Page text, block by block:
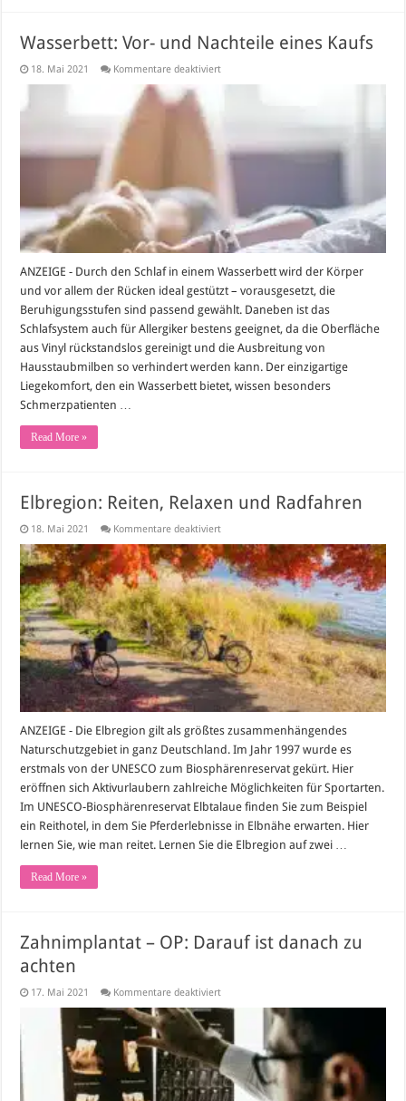
Wasserbett: Vor- und Nachteile eines Kaufs
18. Mai 2021 Kommentare deaktiviertfür
ANZEIGE - Durch den Schlaf in einem Wasserbett wird der Körper
und vor allem der Rücken ideal gestützt – vorausgesetzt, die
Beruhigungsstufen sind passend gewählt. Daneben ist das
Schlafsystem auch für Allergiker bestens geeignet, da die Oberfläche
aus Vinyl rückstandslos gereinigt und die Ausbreitung von
Hausstaubmilben so verhindert werden kann. Der einzigartige
Liegekomfort, den ein Wasserbett bietet, wissen besonders
Schmerzpatienten …
Read More »
Elbregion: Reiten, Relaxen und Radfahren
18. Mai 2021 Kommentare deaktiviertfür
Reiten,
Relaxen
und
Radfahren
ANZEIGE - Die Elbregion gilt als größtes zusammenhängendes
Naturschutzgebiet in ganz Deutschland. Im Jahr 1997 wurde es
erstmals von der UNESCO zum Biosphärenreservat gekürt. Hier
eröffnen sich Aktivurlaubern zahlreiche Möglichkeiten für Sportarten.
Im UNESCO-Biosphärenreservat Elbtalaue finden Sie zum Beispiel
ein Reithotel, in dem Sie Pferderlebnisse in Elbnähe erwarten. Hier
lernen Sie, wie man reitet. Lernen Sie die Elbregion auf zwei …
Read More »
Zahnimplantat – OP: Darauf ist danach zu
achten
17. Mai 2021 Kommentare deaktiviertfür
OP:
Darauf
ist
danach
zu
achten